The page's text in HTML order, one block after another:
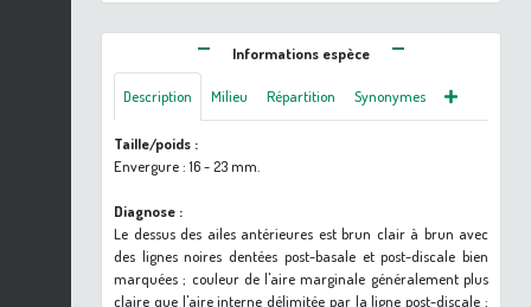
Informations espèce
Description Milieu Répartition Synonymes
Taille/poids :
Envergure : 16 - 23 mm.
Diagnose :
Le dessus des ailes antérieures est brun clair à brun avec
des lignes noires dentées post-basale et post-discale bien
marquées ; couleur de l'aire marginale généralement plus
claire que l'aire interne délimitée par la ligne post-discale ;